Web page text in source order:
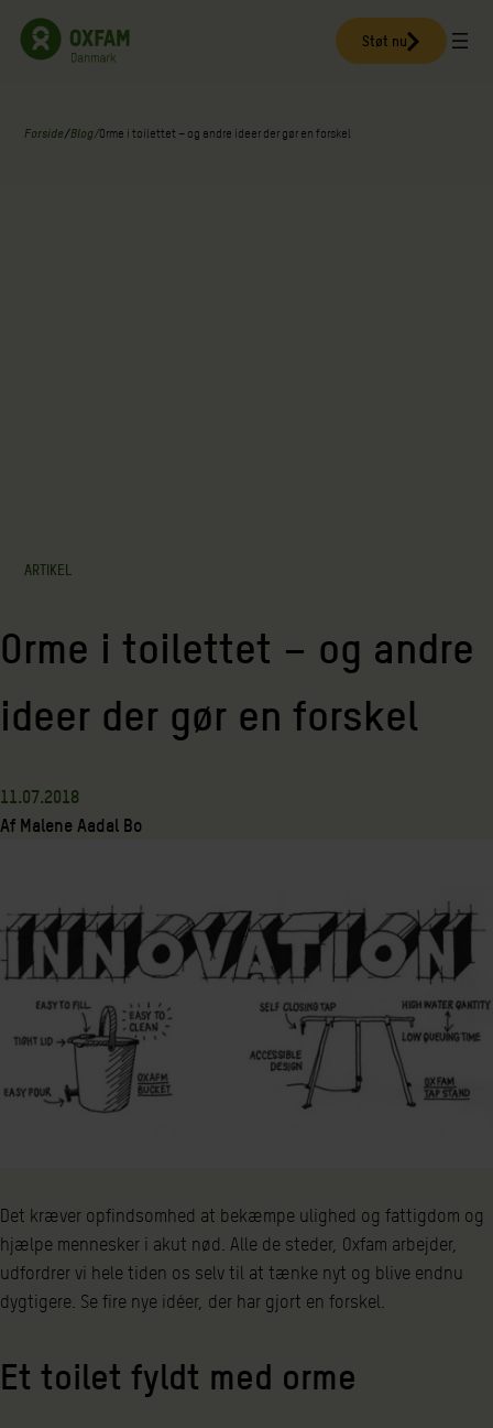
Spring
Støt nu
Forside/Blog/Orme i toilettet – og andre ideer der gør en forskel
ARTIKEL
Orme i toilettet – og andre
ideer der gør en forskel
11.07.2018
Af Malene Aadal Bo
Det kræver opfindsomhed at bekæmpe ulighed og fattigdom og
hjælpe mennesker i akut nød. Alle de steder, Oxfam arbejder,
udfordrer vi hele tiden os selv til at tænke nyt og blive endnu
dygtigere. Se fire nye idéer, der har gjort en forskel.
Et toilet fyldt med orme